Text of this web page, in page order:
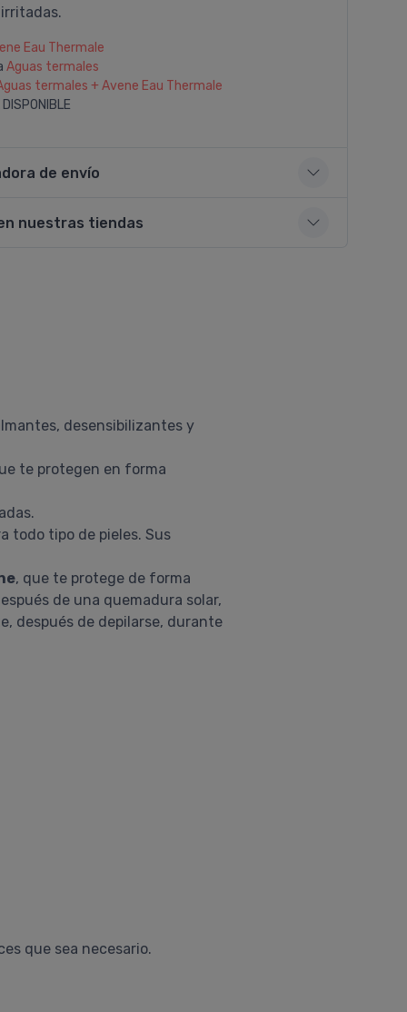
Eau Thermale
Aguas termales
termales + Avene Eau Thermale
DISPONIBLE
de envío
nuestras tiendas
desensibilizantes y
te protegen en forma
todo tipo de pieles. Sus
, que te protege de forma
de una quemadura solar,
después de depilarse, durante
que sea necesario.